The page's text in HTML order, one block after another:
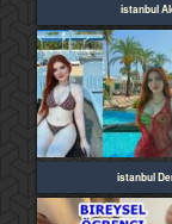
istanbul
istanbul